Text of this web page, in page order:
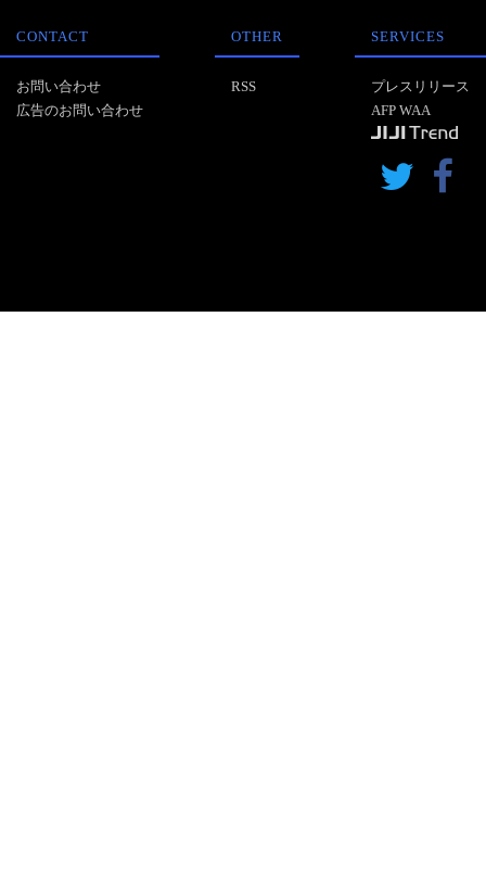
CONTACT
お問い合わせ
広告のお問い合わせ
OTHER
RSS
SERVICES
プレスリリース
AFP WAA